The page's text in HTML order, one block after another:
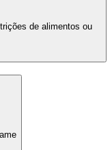
de alimentos ou